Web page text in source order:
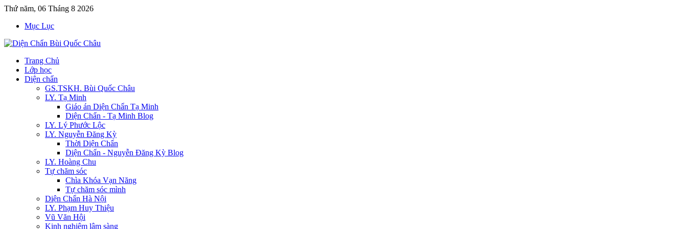
Thứ năm, 06 Tháng 8 2026
Mục Lục
Trang Chủ
Lớp học
Diện chẩn
GS.TSKH. Bùi Quốc Châu
LY. Tạ Minh
Giáo án Diện Chẩn Tạ Minh
Diện Chẩn - Tạ Minh Blog
LY. Lý Phước Lộc
LY. Nguyễn Đăng Kỳ
Thời Diện Chẩn
Diện Chẩn - Nguyễn Đăng Kỳ Blog
LY. Hoàng Chu
Tự chăm sóc
Chìa Khóa Vạn Năng
Tự chăm sóc mình
Diện Chẩn Hà Nội
LY. Phạm Huy Thiệu
Vũ Văn Hội
Kinh nghiệm lâm sàng